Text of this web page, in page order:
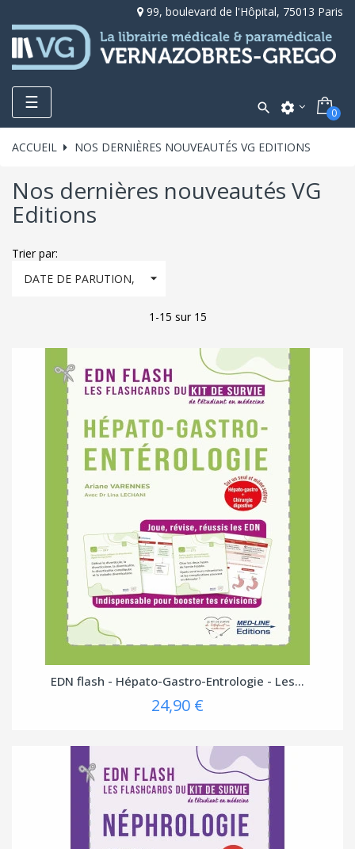
99, boulevard de l'Hôpital, 75013 Paris
Toggle
navigation
☰  settings 0
ACCUEIL NOS DERNIÈRES NOUVEAUTÉS VG EDITIONS
Nos dernières nouveautés VG
Editions
Trier par:
DATE DE PARUTION,

1-15 sur 15
EDN flash - Hépato-Gastro-Entrologie - Les...
24,90 €